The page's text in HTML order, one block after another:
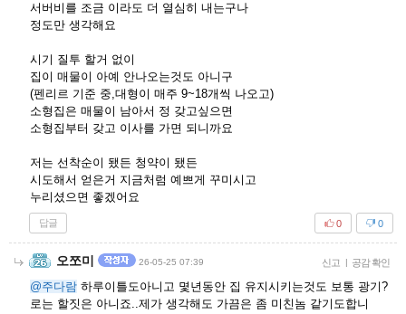
서버비를 조금 이라도 더 열심히 내는구나
정도만 생각해요
시기 질투 할거 없이
집이 매물이 아예 안나오는것도 아니구
(펜리르 기준 중,대형이 매주 9~18개씩 나오고)
소형집은 매물이 남아서 정 갖고싶으면
소형집부터 갖고 이사를 가면 되니까요
저는 선착순이 됐든 청약이 됐든
시도해서 얻은거 지금처럼 예쁘게 꾸미시고
누리셨으면 좋겠어요
답글 0
0
오쪼미 26-05-25 07:39 신고 | 공감 확인
@주다람 하루이틀도아니고 몇년동안 집 유지시키는것도 보통 광기?
로는 할짓은 아니죠..제가 생각해도 가끔은 좀 미친놈 같기도합니